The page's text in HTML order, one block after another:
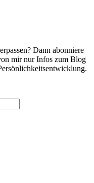
Dann abonniere
mir nur Infos zum Blog